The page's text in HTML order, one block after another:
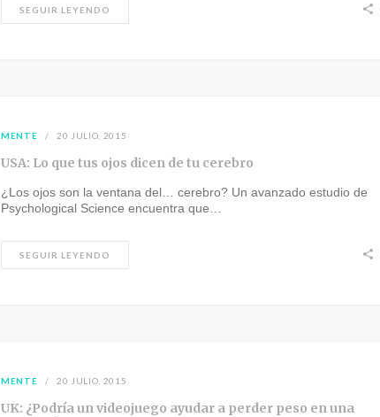
SEGUIR LEYENDO
MENTE 20 JULIO, 2015
USA: Lo que tus ojos dicen de tu cerebro
¿Los ojos son la ventana del… cerebro? Un avanzado estudio de
Psychological Science encuentra que…
SEGUIR LEYENDO
MENTE 20 JULIO, 2015
UK: ¿Podría un videojuego ayudar a perder peso en una